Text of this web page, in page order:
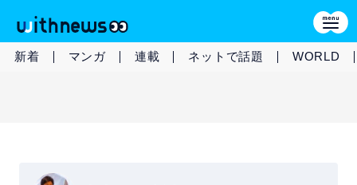
新着 マンガ 連載 ネットで話題 WORLD